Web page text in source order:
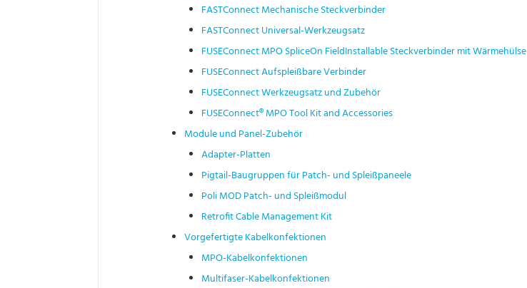
FASTConnect Mechanische Steckverbinder
FASTConnect Universal-Werkzeugsatz
FUSEConnect MPO SpliceOn FieldInstallable Steckverbinder mit Wärmehülse
FUSEConnect Aufspleißbare Verbinder
FUSEConnect Werkzeugsatz und Zubehör
FUSEConnect® MPO Tool Kit and Accessories
Module und Panel-Zubehör
Adapter-Platten
Pigtail-Baugruppen für Patch- und Spleißpaneele
Poli MOD Patch- und Spleißmodul
Retrofit Cable Management Kit
Vorgefertigte Kabelkonfektionen
MPO-Kabelkonfektionen
Multifaser-Kabelkonfektionen